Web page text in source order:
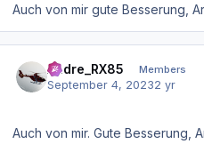
Auch von mir gute Besserung,
Andre_RX85 Members
September 4, 20232 yr
Auch von mir. Gute Besserung,